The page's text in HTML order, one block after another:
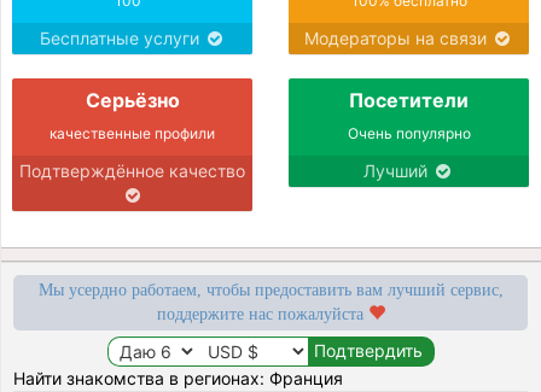
Бесплатные услуги Модераторы на связи
Серьёзно
качественные профили
Подтверждённое качество
Посетители
Очень популярно
Лучший
Мы усердно работаем, чтобы предоставить вам лучший сервис,
поддержите нас пожалуйста
Найти знакомства в регионах: Франция